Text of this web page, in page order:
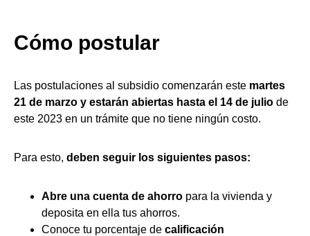
Cómo postular
Las postulaciones al subsidio comenzarán este martes
21 de marzo y estarán abiertas hasta el 14 de julio de
este 2023 en un trámite que no tiene ningún costo.
Para esto, deben seguir los siguientes pasos:
Abre una cuenta de ahorro para la vivienda y
deposita en ella tus ahorros.
Conoce tu porcentaje de calificación